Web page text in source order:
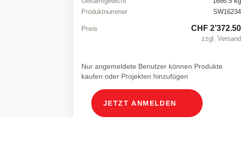
Produktnummer
SW16234
Preis CHF 2’372.50
zzgl. Versand
Nur angemeldete Benutzer können Produkte
kaufen oder Projekten hinzufügen
JETZT ANMELDEN